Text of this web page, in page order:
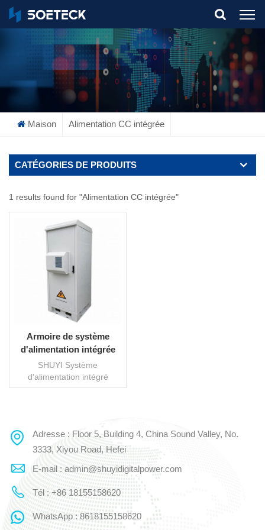
What Are You Looking For?
Maison Alimentation CC intégrée
CATÉGORIES DE PRODUITS
1 results found for "Alimentation CC intégrée"
Armoire de système
d'alimentation intégrée
extérieure
SHUYI Système
d'alimentation intégré
extérieur adopte la
des autres. Le
compartiment à piles est
installé avec des piles et les
climatiseurs TEC sont
utilisés pour la dissipation
de la chaleur. Les
compartiments
d'équipement sont installés
LIRE LA SUITE
Adresse : Floor 5, Building 4, China Sound Valley, No.
3333, Xiyou Road, Hefei
E-mail : admin@shuyidigitalpower.com
Tél : +86 18155158620
WhatsApp : 8618155158620